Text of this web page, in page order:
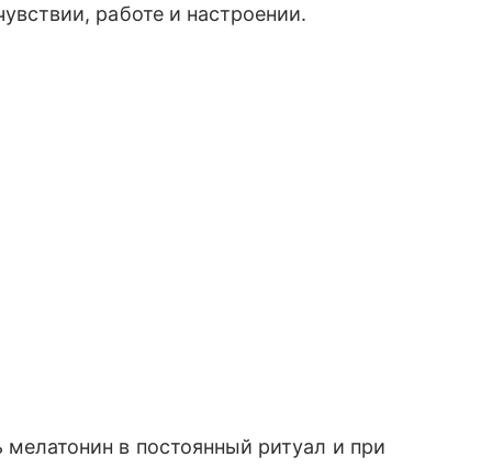
работе и настроении.
в постоянный ритуал и при